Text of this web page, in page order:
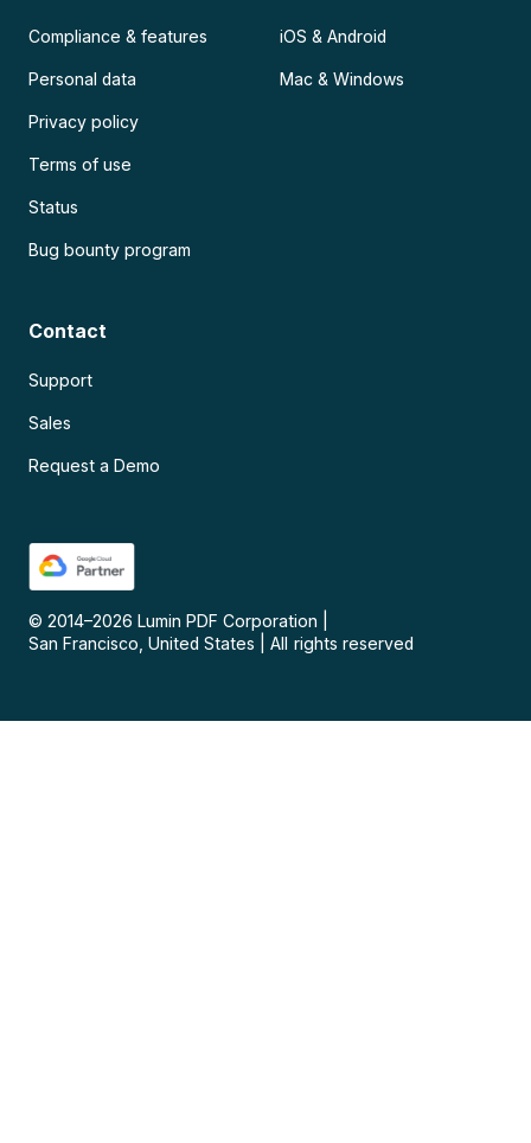
Compliance & features
Personal data
Privacy policy
Terms of use
Status
Bug bounty program
iOS & Android
Mac & Windows
Contact
Support
Sales
Request a Demo
© 2014–2026 Lumin PDF Corporation
San Francisco, United States
All rights reserved